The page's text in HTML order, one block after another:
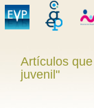
Artículos
juvenil"